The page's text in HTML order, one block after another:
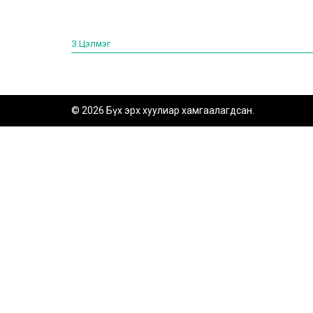
З.Цэлмэг
© 2026 Бүх эрх хуулиар хамгаалагдсан.